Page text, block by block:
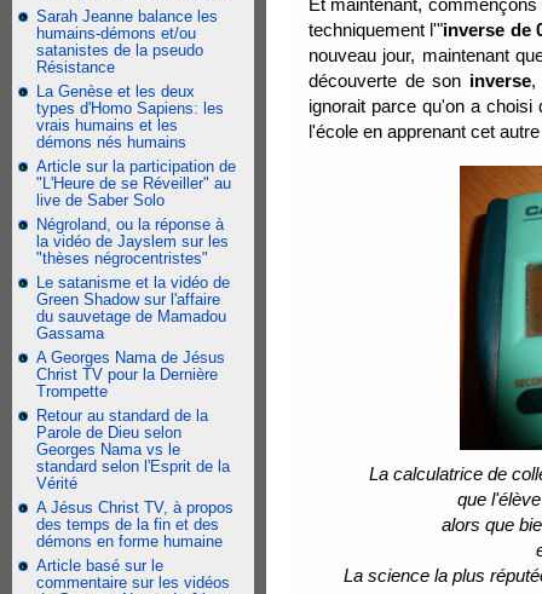
Sarah Jeanne balance les
humains-démons et/ou
satanistes de la pseudo
Résistance
La Genèse et les deux
types d'Homo Sapiens: les
vrais humains et les
démons nés humains
Article sur la participation de
"L'Heure de se Réveiller" au
live de Saber Solo
Négroland, ou la réponse à
la vidéo de Jayslem sur les
"thèses négrocentristes"
Le satanisme et la vidéo de
Green Shadow sur l'affaire
du sauvetage de Mamadou
Gassama
A Georges Nama de Jésus
Christ TV pour la Dernière
Trompette
Retour au standard de la
Parole de Dieu selon
Georges Nama vs le
standard selon l'Esprit de la
Vérité
A Jésus Christ TV, à propos
des temps de la fin et des
démons en forme humaine
Article basé sur le
commentaire sur les vidéos
Et maintenant,
techniquement l'"inverse de
nouveau jour, maintenant
découverte de son inverse,
ignorait parce qu'on a
l'école en apprenant cet
La calculatrice de
que
alors que
La science la plus